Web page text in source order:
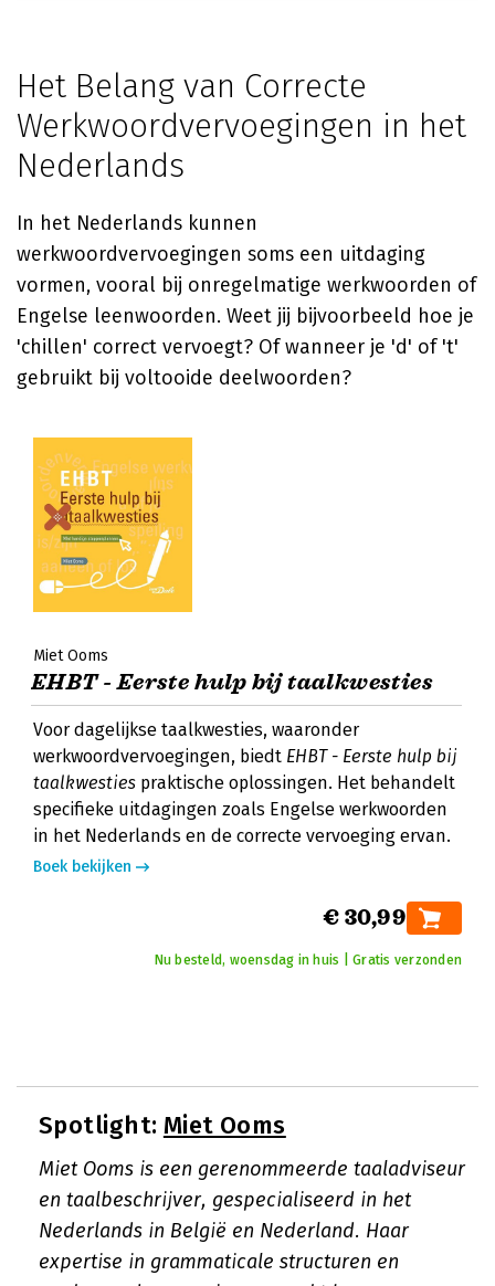
Het Belang van Correcte
Werkwoordvervoegingen in het
Nederlands
In het Nederlands kunnen
werkwoordvervoegingen soms een uitdaging
vormen, vooral bij onregelmatige werkwoorden of
Engelse leenwoorden. Weet jij bijvoorbeeld hoe je
'chillen' correct vervoegt? Of wanneer je 'd' of 't'
gebruikt bij voltooide deelwoorden?
Miet Ooms
EHBT - Eerste hulp bij taalkwesties
Voor dagelijkse taalkwesties, waaronder
werkwoordvervoegingen, biedt EHBT - Eerste hulp bij
taalkwesties praktische oplossingen. Het behandelt
specifieke uitdagingen zoals Engelse werkwoorden
in het Nederlands en de correcte vervoeging ervan.
Boek bekijken
€ 30,99
Nu besteld, woensdag in huis | Gratis verzonden
Spotlight: Miet Ooms
Miet Ooms is een gerenommeerde taaladviseur
en taalbeschrijver, gespecialiseerd in het
Nederlands in België en Nederland. Haar
expertise in grammaticale structuren en